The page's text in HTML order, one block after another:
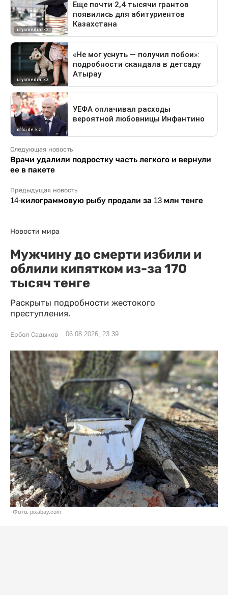
Следующая новость
Врачи удалили подростку часть легкого и вернули
ее в пакете
Предыдущая новость
14-килограммовую рыбу продали за 13 млн тенге
Новости мира
Мужчину до смерти избили и
облили кипятком из-за 170
тысяч тенге
Раскрыты подробности жестокого
преступления.
Ербол Садыков 06.08.2026, 23:39
Фото: pixabay.com